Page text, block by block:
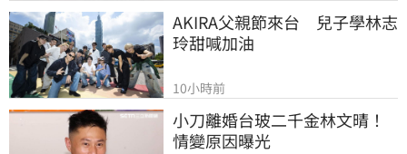
AKIRA父親節來台　兒子學林志
玲甜喊加油
10小時前
小刀離婚台玻二千金林文晴！
情變原因曝光